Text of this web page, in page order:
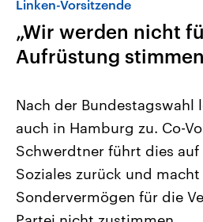
Landtagswahl Sachsen-Anhalt
2026
Alle Informationen
Sachsen-Anhalt wählt am 6.
September 2026 einen neuen
Landtag. Seit 2021 wird das
Bundesland von einer Koalition aus
Linken-Vorsitzende
„Wir werden nicht
Aufrüstung
Nach der Bundestagswahl
auch in Hamburg zu. Co-
Schwerdtner führt dies auf
Soziales zurück und
Sondervermögen für die